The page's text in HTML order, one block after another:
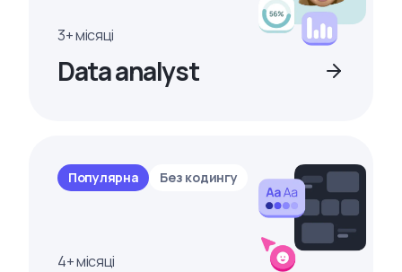
3+ місяці
Data analyst
Популярна Без кодингу
4+ місяці